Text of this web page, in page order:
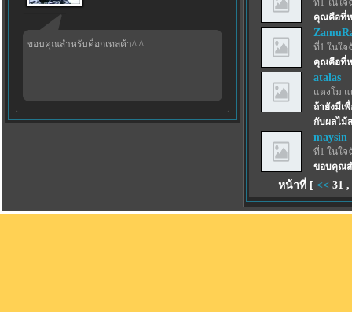
ขอบคุณสำหรับค็อกเทลค้า^ ^
ที่1 ในใจ
คุณคือที่ห
ที่1 ในใจ
คุณคือที่ห
atalas
แตงโม
ถ้ายังมีเ
กับผลไม้
maysin
ที่1 ในใจ
ขอบคุณส
หน้าที่ [ << 31,